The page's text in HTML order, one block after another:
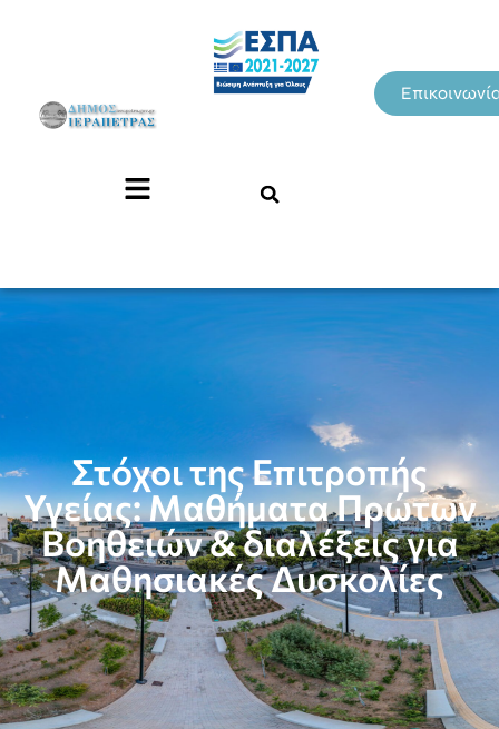
Στόχοι της Επιτροπής
Υγείας: Μαθήματα Πρώτων
Βοηθειών & διαλέξεις για
Μαθησιακές Δυσκολίες